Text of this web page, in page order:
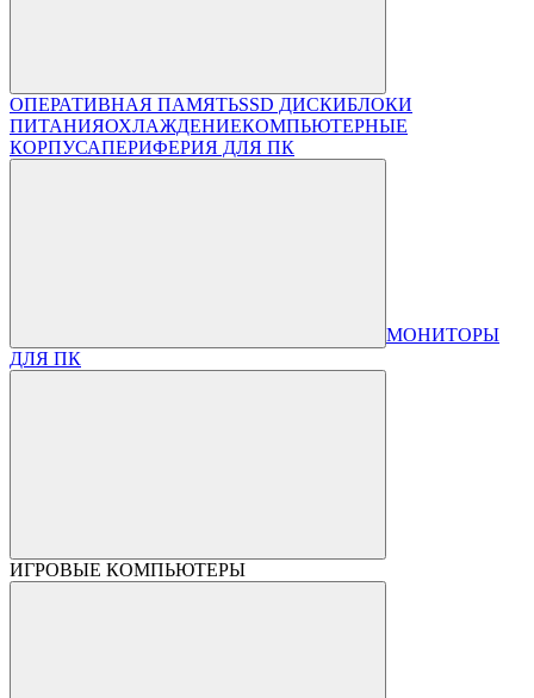
ОПЕРАТИВНАЯ ПАМЯТЬSSD ДИСКИБЛОКИ
ПИТАНИЯОХЛАЖДЕНИЕКОМПЬЮТЕРНЫЕ
КОРПУСАПЕРИФЕРИЯ ДЛЯ ПК
МОНИТОРЫ
ДЛЯ ПК
ИГРОВЫЕ КОМПЬЮТЕРЫ